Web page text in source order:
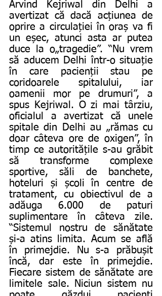
Arvind Kejriwal din Delhi a
avertizat că dacă acțiunea de
oprire a circulației în oraș va fi
un eșec, atunci asta ar putea
duce la o„tragedie”. “Nu vrem
să aducem Delhi într-o situație
în care pacienții stau pe
coridoarele spitalului, iar
oamenii mor pe drumuri”, a
spus Kejriwal. O zi mai târziu,
oficialul a avertizat că unele
spitale din Delhi au „rămas cu
doar câteva ore de oxigen”, în
timp ce autoritățile s-au grăbit
să transforme complexe
sportive, săli de banchete,
hoteluri și școli în centre de
tratament, cu obiectivul de a
adăuga 6.000 de paturi
suplimentare în câteva zile.
“Sistemul nostru de sănătate
și-a atins limita. Acum se află
în primejdie. Nu s-a prăbușit
încă, dar este în primejdie.
Fiecare sistem de sănătate are
limitele sale. Niciun sistem nu